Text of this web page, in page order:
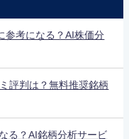
参考になる？AI株価分
評判は？無料推奨銘柄
る？AI銘柄分析サービ